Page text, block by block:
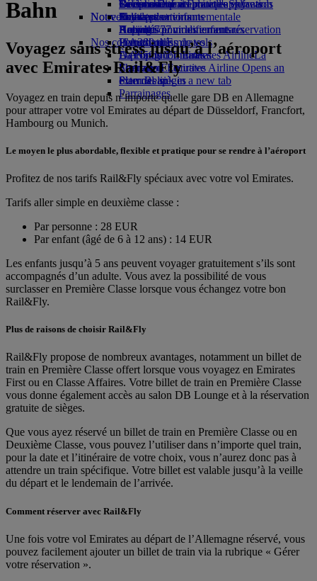
Boissons
Notre flotte
Boeing 777
L’A380 d’Emirates
L’A350 d’Emirates
Emirates Executive
Plan des sièges
Divertissements pour les enfants
Jouets pour enfants
Activités pour les enfants
La durabilité en pratique
Politique environnementale
Rapports environnementaux
Nos communautés
La Fondation Emirates AirlineLa
Fondation Emirates Airline Opens an
external link in a new tab
Parrainages
Genève-Dubai
Nouvelles destinations
Helsinki
Hangzhou
Da Nang
Shenzhen
Siem Reap
Se connecter à Emirates Skywards
Skywards+
Téléphone portable et l'application
Emirates
Annuler ou modifier une réservation
Perturbations de vols
À propos d’Emirates
Bahn
Voyagez sans stress jusqu’à l’aéroport
avec Emirates Rail&Fly
Voyagez en train depuis n’importe quelle gare DB en Allemagne
pour attraper votre vol Emirates au départ de Düsseldorf, Francfort,
Hambourg ou Munich.
Le moyen le plus abordable, flexible et pratique pour se rendre à l’aéroport
Profitez de nos tarifs Rail&Fly spéciaux avec votre vol Emirates.
Tarifs aller simple en deuxième classe :
Par personne : 28 EUR
Par enfant (âgé de 6 à 12 ans) : 14 EUR
Les enfants jusqu’à 5 ans peuvent voyager gratuitement s’ils sont
accompagnés d’un adulte. Vous avez la possibilité de vous
surclasser en Première Classe lorsque vous échangez votre bon
Rail&Fly.
Plus de raisons de choisir Rail&Fly
Rail&Fly propose de nombreux avantages, notamment un billet de
train en Première Classe offert lorsque vous voyagez en Emirates
First ou en Classe Affaires. Votre billet de train en Première Classe
vous donne également accès au salon DB Lounge et à la réservation
gratuite de sièges.
Que vous ayez réservé un billet de train en Première Classe ou en
Deuxième Classe, vous pouvez l’utiliser dans n’importe quel train,
pour la date et l’itinéraire de votre choix, vous n’aurez donc pas à
attendre un train spécifique. Votre billet est valable jusqu’à la veille
du départ et le lendemain de l’arrivée.
Comment réserver avec Rail&Fly
Une fois votre vol Emirates au départ de l’Allemagne réservé, vous
pouvez facilement ajouter un billet de train via la rubrique « Gérer
votre réservation ».